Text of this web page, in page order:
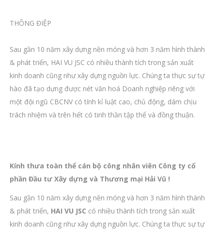
THÔNG ĐIỆP
Sau gần 10 năm xây dựng nền móng và hơn 3 năm hình thành
& phát triển, HAI VU JSC có nhiều thành tích trong sản xuất
kinh doanh cũng như xây dựng nguồn lực. Chúng ta thực sự tự
hào đã tạo dựng được nét văn hoá Doanh nghiệp riêng với
một đội ngũ CBCNV có tính kỉ luật cao, chủ động, dám chịu
trách nhiệm và trên hết có tinh thần tập thể và đồng thuận.
Kính thưa toàn thể cán bộ công nhân viên Công ty cổ
phần Đầu tư Xây dựng và Thương mại Hải Vũ !
Sau gần 10 năm xây dựng nền móng và hơn 3 năm hình thành
& phát triển, HAI VU JSC có nhiều thành tích trong sản xuất
kinh doanh cũng như xây dựng nguồn lực. Chúng ta thực sự tự